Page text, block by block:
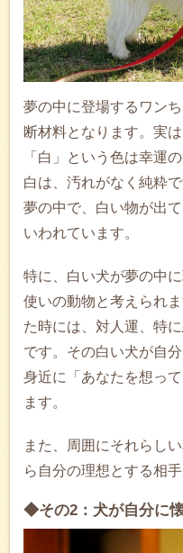
夢の中に登場するワン
断材料となります。実
「白」という色は幸運
白は、汚れがなく純粋
夢の中で、白い物が出
いわれています。
特に、白い犬が夢の中
使いの動物と考えられ
た時には、対人運、特
です。その白い犬が自
身近に「あなたを想っ
ます。
また、周囲にそれらし
ら自分の理想とする相
◆その2：犬が自分に